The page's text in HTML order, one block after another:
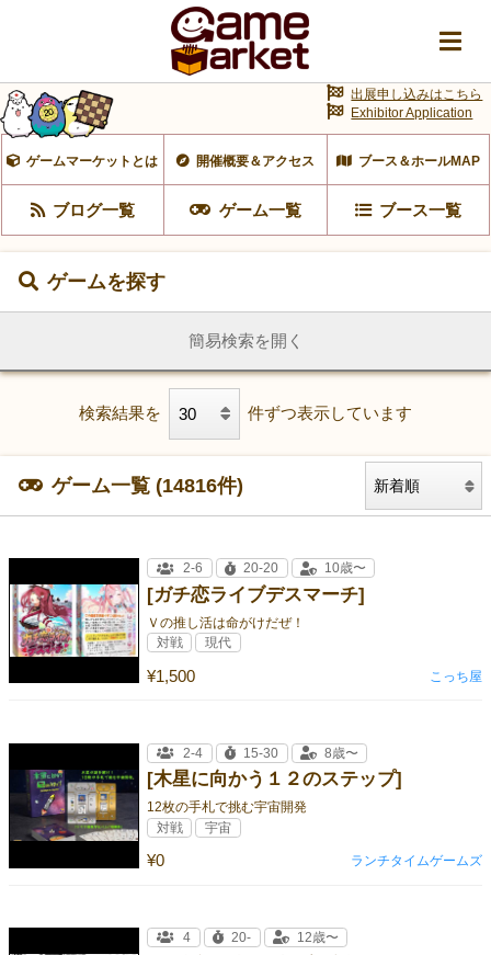
ゲームマーケットとは 開催概要＆アクセス ブース＆ホールMAP
ブログ一覧 ゲーム一覧 ブース一覧
出展申し込みはこちら
Exhibitor Application
ゲームを探す
簡易検索を開く
検索結果を 件ずつ表示しています
ゲーム一覧 (14816件)
[ガチ恋ライブデスマーチ]
Ｖの推し活は命がけだぜ！
¥1,500
2-6 20-20 10歳〜
対戦 現代
こっち屋
[木星に向かう１２のステップ]
12枚の手札で挑む宇宙開発
¥0
2-4 15-30 8歳〜
対戦 宇宙
ランチタイムゲームズ
4 20- 12歳〜